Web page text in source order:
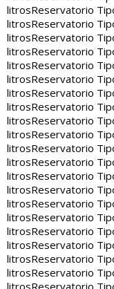
litrosReservatorio
litrosReservatorio
litrosReservatorio
litrosReservatorio
litrosReservatorio
litrosReservatorio
litrosReservatorio
litrosReservatorio
litrosReservatorio
litrosReservatorio
litrosReservatorio
litrosReservatorio
litrosReservatorio
litrosReservatorio
litrosReservatorio
litrosReservatorio
litrosReservatorio
litrosReservatorio
litrosReservatorio
litrosReservatorio